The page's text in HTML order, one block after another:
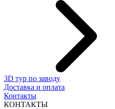
3D тур по заводу
Доставка и оплата
Контакты
КОНТАКТЫ